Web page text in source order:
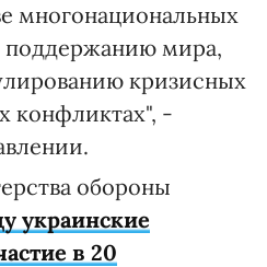
многонациональных
поддержанию мира,
кризисных
конфликтах", -
обороны
украинские
в 20